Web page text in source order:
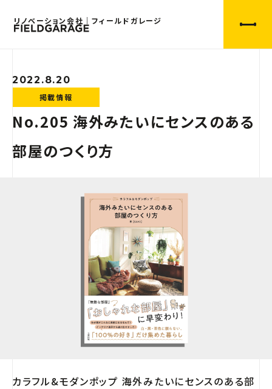
リノベーション会社｜フィールドガレージ
掲載情報
2022.8.20
No.205 海外みたいにセンスのある
部屋のつくり方
カラフル&モダンポップ 海外みたいにセンスのある部